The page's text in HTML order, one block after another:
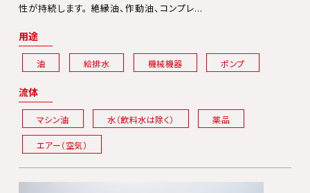
性が持続します。 絶縁油、作動油、コンプレ...
用途
油 給排水 機械機器 ポンプ
流体
マシン油 水（飲料水は除く） 薬品
エアー（空気）